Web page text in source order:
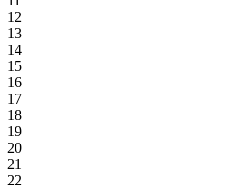
12
13
14
15
16
17
18
19
20
21
22